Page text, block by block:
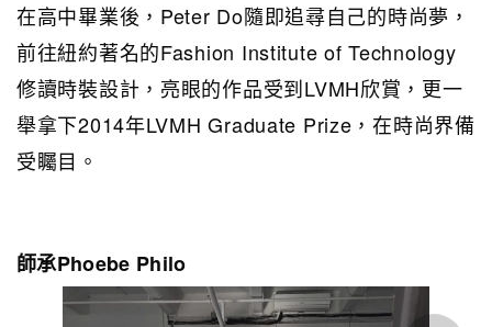
在高中畢業後，Peter Do隨即追尋自己的時尚夢，
前往紐約著名的Fashion Institute of Technology
修讀時裝設計，亮眼的作品受到LVMH欣賞，更一
舉拿下2014年LVMH Graduate Prize，在時尚界備
受矚目。
師承Phoebe Philo